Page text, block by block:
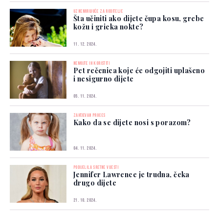
UZNEMIRUJUĆE ZA RODITELJE
Šta učiniti ako dijete čupa kosu, grebe
kožu i gricka nokte?
11. 12. 2024.
NEMOJTE IH KORISTITI
Pet rečenica koje će odgojiti uplašeno
i nesigurno dijete
05. 11. 2024.
ZAHTJEVAN PROCES
Kako da se dijete nosi s porazom?
04. 11. 2024.
PODIJELILA SRETNE VIJESTI
Jennifer Lawrence je trudna, čeka
drugo dijete
21. 10. 2024.